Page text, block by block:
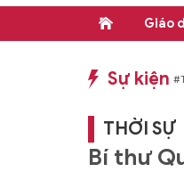
Giáo
Sự kiện
văn bản quy phạm pháp luật
THỜI SỰ
Bí thư